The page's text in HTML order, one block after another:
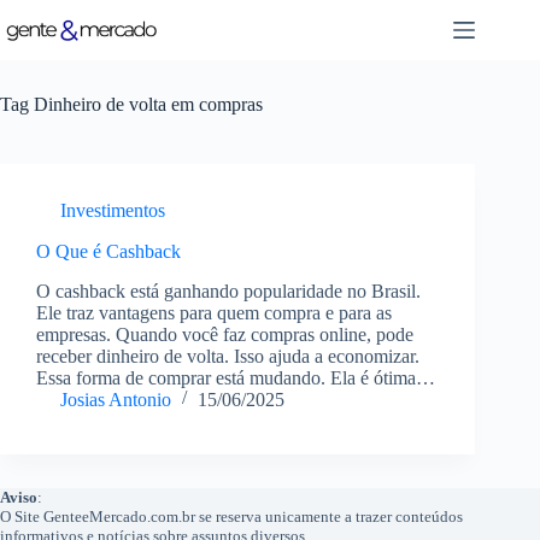
para
Tag Dinheiro de volta em compras
Investimentos
O Que é Cashback
O cashback está ganhando popularidade no Brasil.
Ele traz vantagens para quem compra e para as
empresas. Quando você faz compras online, pode
receber dinheiro de volta. Isso ajuda a economizar.
Essa forma de comprar está mudando. Ela é ótima…
Josias Antonio
15/06/2025
Aviso:
O Site GenteeMercado.com.br se reserva unicamente a trazer conteúdos
informativos e notícias sobre assuntos diversos.